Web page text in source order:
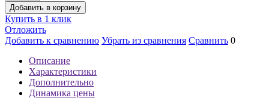
Добавить в корзину
Купить в 1 клик
Отложить
Добавить к сравнению Убрать из сравнения Сравнить 0
Описание
Характеристики
Дополнительно
Динамика цены